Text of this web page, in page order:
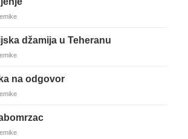
džamija u Teheranu
na odgovor